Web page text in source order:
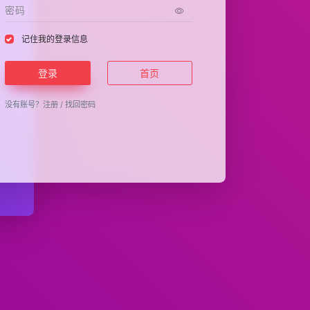
记住我的登录信息
登录 首页
没有账号？注册 /找回密码